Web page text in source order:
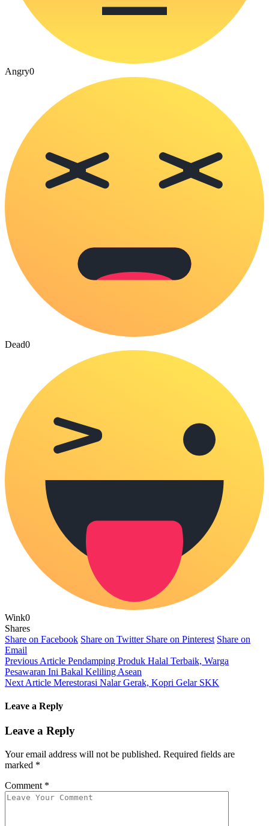
Angry0
Dead0
Wink0
Shares
Share on Facebook Share on Twitter Share on Pinterest Share on
Email
Previous Article Pendamping Produk Halal Terbaik, Warga
Pesawaran Ini Bakal Keliling Asean
Next Article Merestorasi Nalar Gerak, Kopri Gelar SKK
Leave a Reply
Leave a Reply
Your email address will not be published. Required fields are
marked *
Comment *